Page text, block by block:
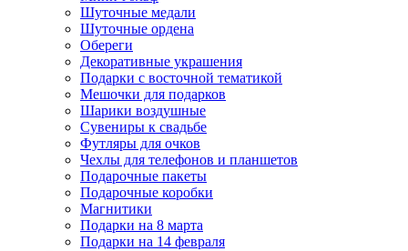
Шуточные медали
Шуточные ордена
Обереги
Декоративные украшения
Подарки с восточной тематикой
Мешочки для подарков
Шарики воздушные
Сувениры к свадьбе
Футляры для очков
Чехлы для телефонов и планшетов
Подарочные пакеты
Подарочные коробки
Магнитики
Подарки на 8 марта
Подарки на 14 февраля